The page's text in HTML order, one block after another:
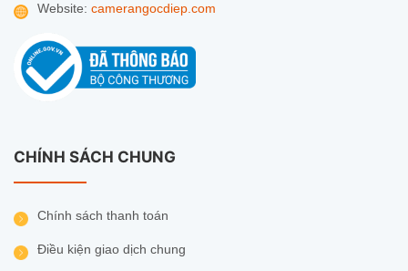
Website: camerangocdiep.com
CHÍNH SÁCH CHUNG
Chính sách thanh toán
Điều kiện giao dịch chung